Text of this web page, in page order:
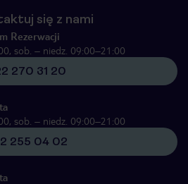
się z nami
Rezerwacji
sob. – niedz. 09:00–21:00
270 31 20
sob. – niedz. 09:00–21:00
255 04 02